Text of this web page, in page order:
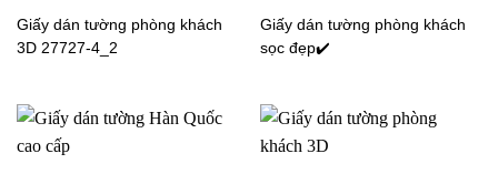
Giấy dán tường phòng
khách màu trơn 77292-11
Giấy dán tường phòng
khách màu trơn 77257-5
Giấy dán tường phòng khách
3D 27727-4_2
Giấy dán tường phòng khách
sọc đẹp✔️